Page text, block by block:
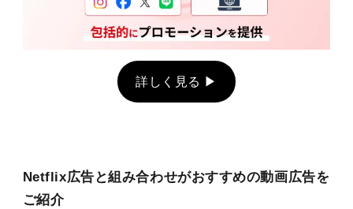
詳しく見る ▶
Netflix広告と組み合わせがおすすめの動画広告を
ご紹介